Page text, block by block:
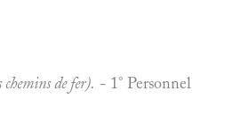
de fer). - 1° Personnel